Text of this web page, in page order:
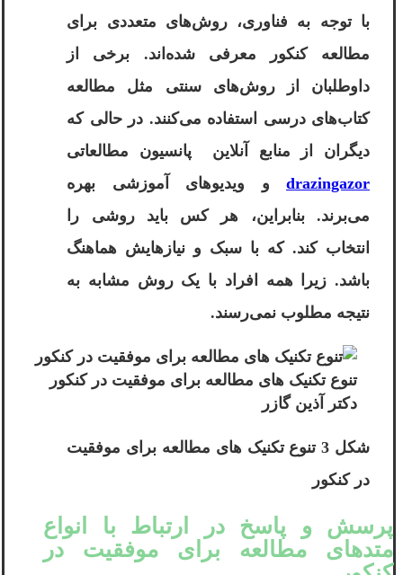
با توجه به فناوری، روش‌های متعددی برای
مطالعه کنکور معرفی شده‌اند. برخی از
داوطلبان از روش‌های سنتی مثل مطالعه
کتاب‌های درسی استفاده می‌کنند. در حالی که
دیگران از منابع آنلاین پانسیون مطالعاتی
drazingazor و ویدیوهای آموزشی بهره
می‌برند. بنابراین، هر کس باید روشی را
انتخاب کند. که با سبک و نیازهایش هماهنگ
باشد. زیرا همه افراد با یک روش مشابه به
نتیجه مطلوب نمی‌رسند.
تنوع تکنیک های مطالعه برای موفقیت در کنکور
دکتر آذین گازر
شکل 3 تنوع تکنیک های مطالعه برای موفقیت
در کنکور
پرسش و پاسخ در ارتباط با انواع
متدهای مطالعه برای موفقیت در